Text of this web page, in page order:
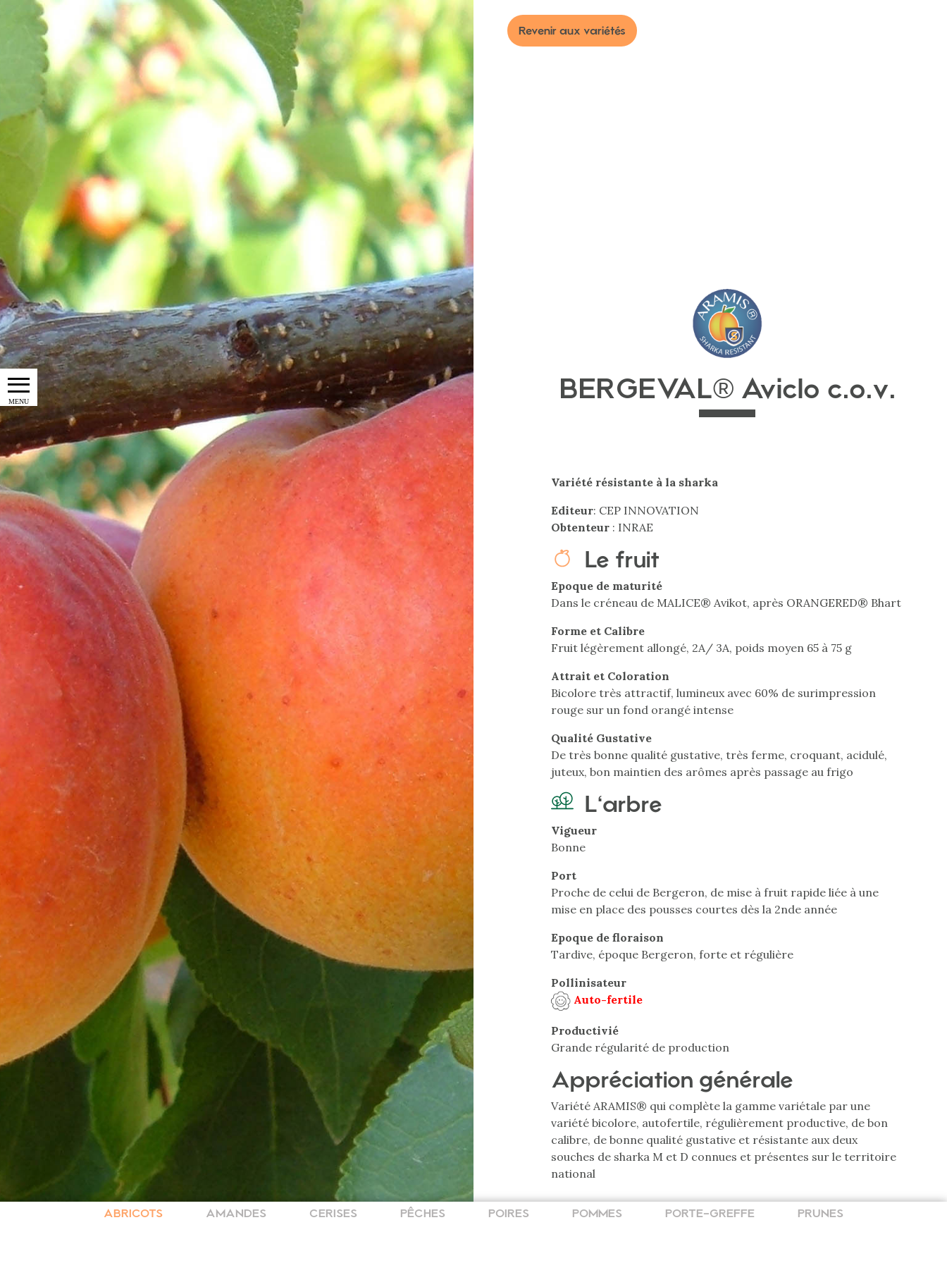
ABRICOTS AMANDES CERISES PÊCHES POIRES POMMES PORTE-GREFFE PRUNES
Revenir aux variétés
BERGEVAL® Aviclo c.o.v.
Variété résistante à la sharka
Editeur: CEP INNOVATION
Obtenteur : INRAE
Le fruit
Epoque de maturité
Dans le créneau de MALICE® Avikot, après ORANGERED® Bhart
Forme et Calibre
Fruit légèrement allongé, 2A/ 3A, poids moyen 65 à 75 g
Attrait et Coloration
Bicolore très attractif, lumineux avec 60% de surimpression
rouge sur un fond orangé intense
Qualité Gustative
De très bonne qualité gustative, très ferme, croquant, acidulé,
juteux, bon maintien des arômes après passage au frigo
L'arbre
Vigueur
Bonne
Port
Proche de celui de Bergeron, de mise à fruit rapide liée à une
mise en place des pousses courtes dès la 2nde année
Epoque de floraison
Tardive, époque Bergeron, forte et régulière
Pollinisateur
Auto-fertile
Productivié
Grande régularité de production
Appréciation générale
Variété ARAMIS® qui complète la gamme variétale par une
variété bicolore, autofertile, régulièrement productive, de bon
calibre, de bonne qualité gustative et résistante aux deux
souches de sharka M et D connues et présentes sur le territoire
national